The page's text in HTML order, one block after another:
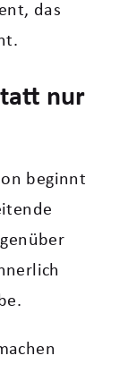
das
nur
beginnt